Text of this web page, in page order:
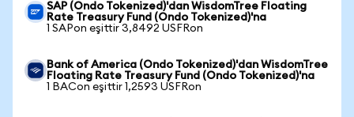
SAP (Ondo Tokenized)'dan WisdomTree Floating
Rate Treasury Fund (Ondo Tokenized)'na
1 SAPon eşittir 3,8492 USFRon
Bank of America (Ondo Tokenized)'dan WisdomTree
Floating Rate Treasury Fund (Ondo Tokenized)'na
1 BACon eşittir 1,2593 USFRon